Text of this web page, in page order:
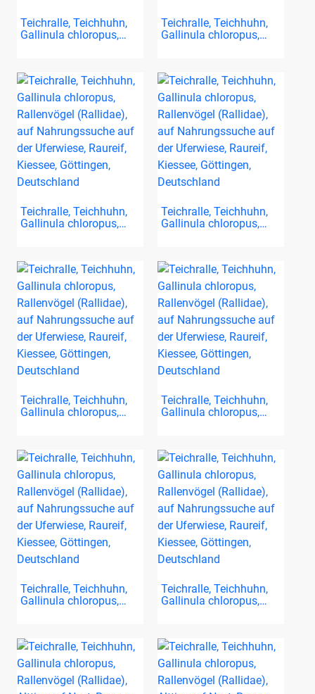
Teichralle, Teichhuhn,
Gallinula chloropus,…
Teichralle, Teichhuhn,
Gallinula chloropus,…
Teichralle, Teichhuhn,
Gallinula chloropus,…
Teichralle, Teichhuhn,
Gallinula chloropus,…
Teichralle, Teichhuhn,
Gallinula chloropus,…
Teichralle, Teichhuhn,
Gallinula chloropus,…
Teichralle, Teichhuhn,
Gallinula chloropus,…
Teichralle, Teichhuhn,
Gallinula chloropus,…